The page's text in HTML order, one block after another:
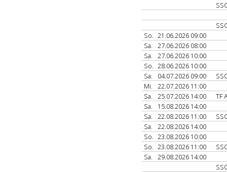
So. 21.06.2026 09:00
Sa.
27.06.2026 08:00
Sa.
27.06.2026 10:00
So. 28.06.2026 10:00
Sa.
04.07.2026 09:00
Mi.
22.07.2026 11:00
Sa.
25.07.2026 14:00
TF
Sa.
15.08.2026 14:00
Sa.
22.08.2026 11:00
Sa.
22.08.2026 14:00
So. 23.08.2026 10:00
So. 23.08.2026 11:00
Sa.
29.08.2026 14:00